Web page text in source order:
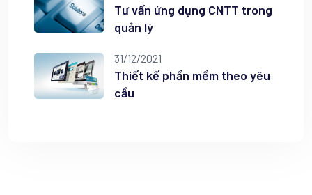
Tư vấn ứng dụng CNTT trong
quản lý
31/12/2021
Thiết kế phần mềm theo yêu
cầu